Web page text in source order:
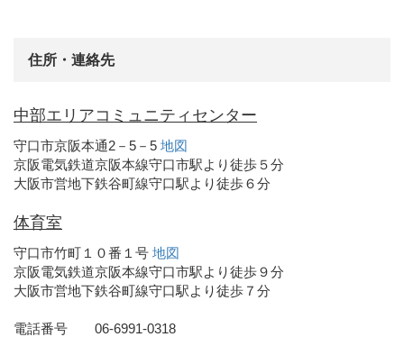
住所・連絡先
中部エリアコミュニティセンター
守口市京阪本通2－5－5 地図
京阪電気鉄道京阪本線守口市駅より徒歩５分
大阪市営地下鉄谷町線守口駅より徒歩６分
体育室
守口市竹町１０番１号 地図
京阪電気鉄道京阪本線守口市駅より徒歩９分
大阪市営地下鉄谷町線守口駅より徒歩７分
電話番号 06-6991-0318